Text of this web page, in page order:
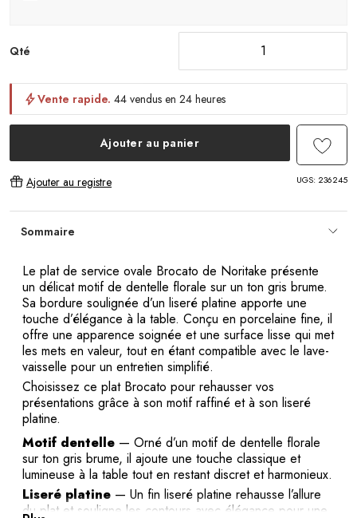
Qté
Vente rapide. 44 vendus en 24 heures
Ajouter au panier
Ajouter au registre UGS: 236245
Sommaire
Le plat de service ovale Brocato de Noritake présente
un délicat motif de dentelle florale sur un ton gris brume.
Sa bordure soulignée d’un liseré platine apporte une
touche d’élégance à la table. Conçu en porcelaine fine, il
offre une apparence soignée et une surface lisse qui met
les mets en valeur, tout en étant compatible avec le lave-
vaisselle pour un entretien simplifié.
Choisissez ce plat Brocato pour rehausser vos
présentations grâce à son motif raffiné et à son liseré
platine.
Motif dentelle — Orné d’un motif de dentelle florale
sur ton gris brume, il ajoute une touche classique et
lumineuse à la table tout en restant discret et harmonieux.
Liseré platine — Un fin liseré platine rehausse l’allure
du plat et souligne les contours avec élégance pour une